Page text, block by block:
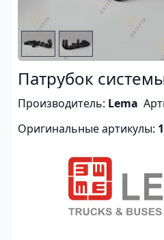
Патрубок
Производитель: Lema
Оригинальные артикулы: